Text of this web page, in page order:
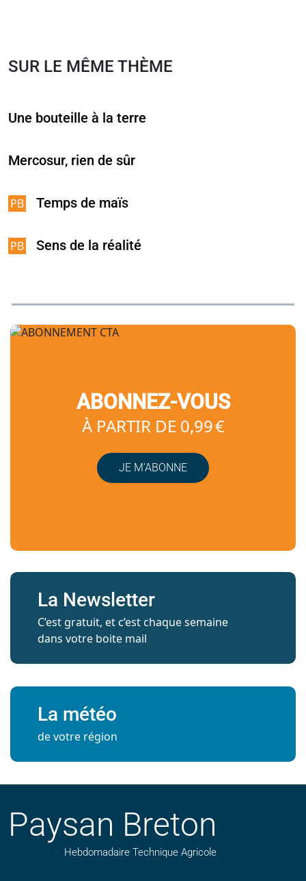
SUR LE MÊME THÈME
Une bouteille à la terre
Mercosur, rien de sûr
Temps de maïs
Sens de la réalité
ABONNEZ-VOUS
À PARTIR DE 0,99 €
JE M’ABONNE
La Newsletter
C’est gratuit, et c’est chaque semaine
dans votre boite mail
La météo
de votre région
Paysan Breton
Hebdomadaire Technique Agricole